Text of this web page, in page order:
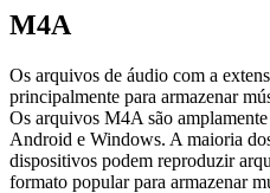
M4A
Os arquivos de áudio com a
principalmente para armazenar
Os arquivos M4A são
Android e Windows. A maioria
dispositivos podem reproduzir
formato popular para armazenar